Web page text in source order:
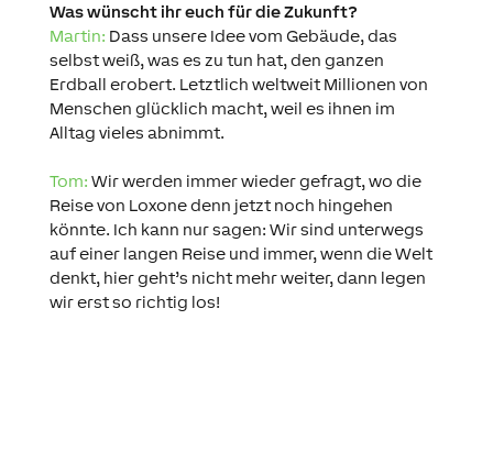
Was wünscht ihr euch für die Zukunft?
Martin: Dass unsere Idee vom Gebäude, das
selbst weiß, was es zu tun hat, den ganzen
Erdball erobert. Letztlich weltweit Millionen von
Menschen glücklich macht, weil es ihnen im
Alltag vieles abnimmt.
Tom: Wir werden immer wieder gefragt, wo die
Reise von Loxone denn jetzt noch hingehen
könnte. Ich kann nur sagen: Wir sind unterwegs
auf einer langen Reise und immer, wenn die Welt
denkt, hier geht’s nicht mehr weiter, dann legen
wir erst so richtig los!